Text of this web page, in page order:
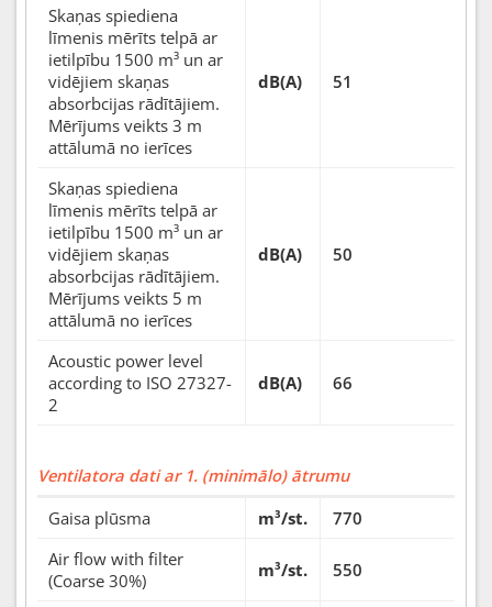
Skaņas spiediena
līmenis mērīts telpā ar
ietilpību 1500 m³ un ar
vidējiem skaņas
absorbcijas rādītājiem.
Mērījums veikts 3 m
attālumā no ierīces
dB(A) 51
Skaņas spiediena
līmenis mērīts telpā ar
ietilpību 1500 m³ un ar
vidējiem skaņas
absorbcijas rādītājiem.
Mērījums veikts 5 m
attālumā no ierīces
dB(A) 50
Acoustic power level
according to ISO 27327-
2
dB(A) 66
Ventilatora dati ar 1. (minimālo) ātrumu
Gaisa plūsma
m³/st.
770
Air flow with filter
(Coarse 30%)
m³/st. 550